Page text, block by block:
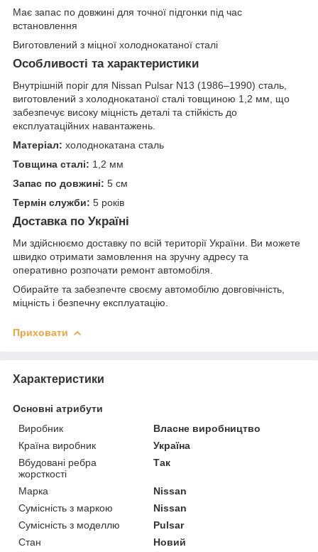
Має запас по довжині для точної підгонки під час
встановлення
Виготовлений з міцної холоднокатаної сталі
Особливості та характеристики
Внутрішній поріг для Nissan Pulsar N13 (1986–1990) сталь,
виготовлений з холоднокатаної сталі товщиною 1,2 мм, що
забезпечує високу міцність деталі та стійкість до
експлуатаційних навантажень.
Матеріал: холоднокатана сталь
Товщина сталі: 1,2 мм
Запас по довжині: 5 см
Термін служби: 5 років
Доставка по Україні
Ми здійснюємо доставку по всій території України. Ви можете
швидко отримати замовлення на зручну адресу та
оперативно розпочати ремонт автомобіля.
Обирайте та забезпечте своєму автомобілю довговічність,
міцність і безпечну експлуатацію.
Приховати
Характеристики
Основні атрибути
Виробник
Власне виробництво
Країна виробник
Україна
Вбудовані ребра
жорсткості
Так
Марка
Nissan
Сумісність з маркою
Nissan
Сумісність з моделлю
Pulsar
Стан
Новий